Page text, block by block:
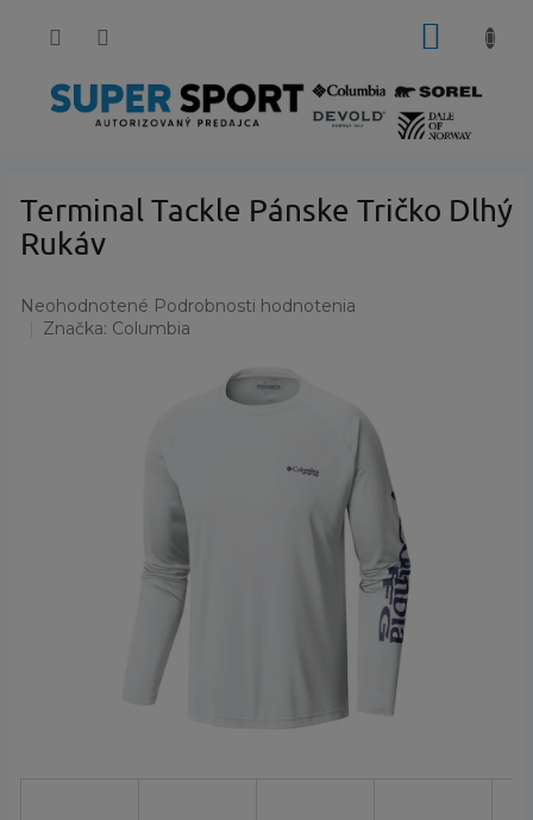
Terminal Tackle Pánske Tričko Dlhý
Rukáv
Priemerné
hodnotenie
Neohodnotené Podrobnosti hodnotenia
Značka: Columbia